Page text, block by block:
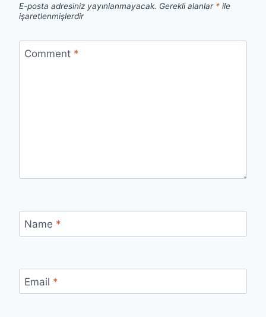
E-posta adresiniz yayınlanmayacak. Gerekli alanlar * ile
işaretlenmişlerdir
Comment *
Name *
Email *